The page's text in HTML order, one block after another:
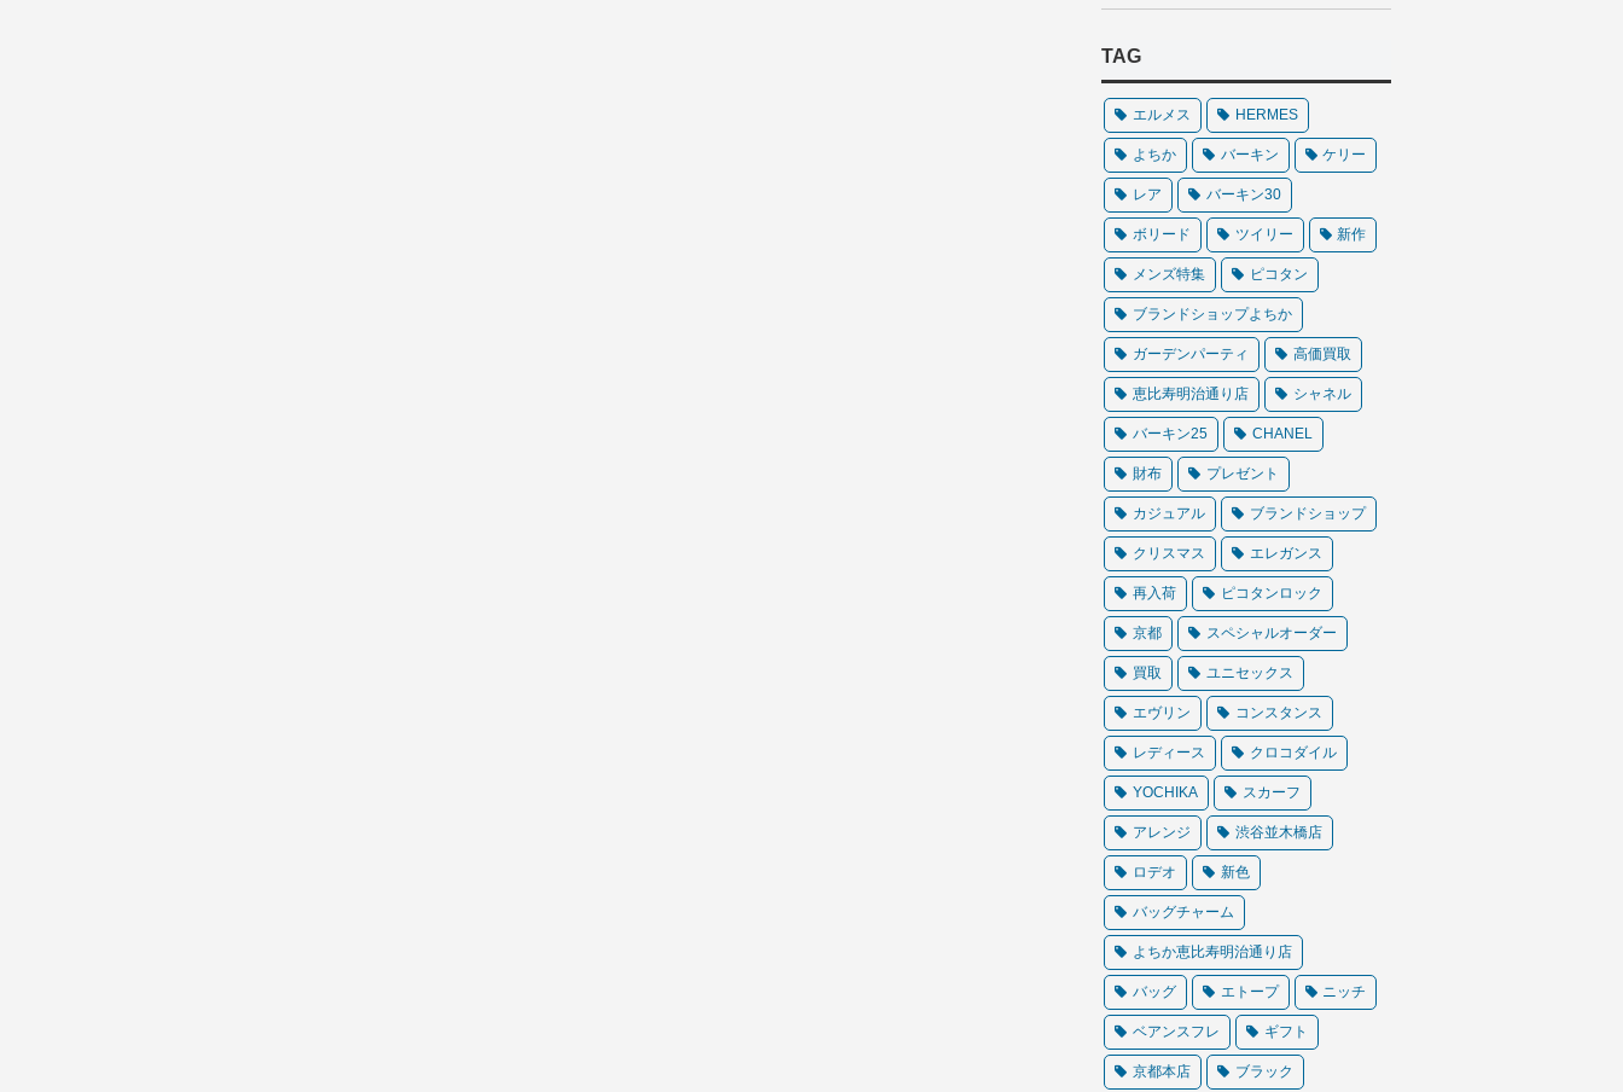
TAG
エルメス HERMES
よちか バーキン ケリー
レア バーキン30
ボリード ツイリー 新作
メンズ特集 ピコタン
ブランドショップよちか
ガーデンパーティ 高価買取
恵比寿明治通り店 シャネル
バーキン25 CHANEL
財布 プレゼント
カジュアル ブランドショップ
クリスマス エレガンス
再入荷 ピコタンロック
京都 スペシャルオーダー
買取 ユニセックス
エヴリン コンスタンス
レディース クロコダイル
YOCHIKA スカーフ
アレンジ 渋谷並木橋店
ロデオ 新色
バッグチャーム
よちか恵比寿明治通り店
バッグ エトープ ニッチ
ベアンスフレ ギフト
京都本店 ブラック